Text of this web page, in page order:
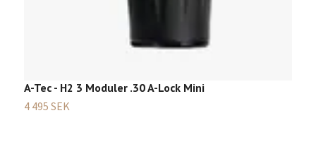
A-Tec - H2 3 Moduler .30 A-Lock Mini
4 495 SEK